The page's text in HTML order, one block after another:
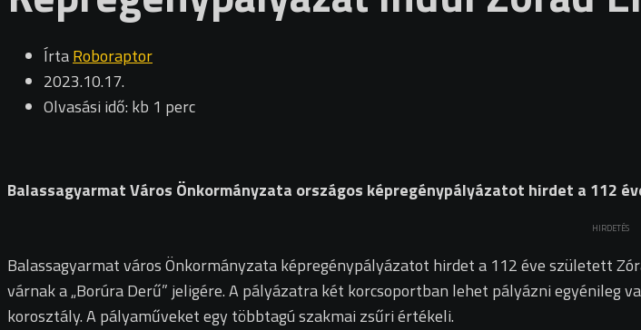
ÍrtaRoboraptor
2023.10.17.
Olvasási idő: kb 1 perc
Balassagyarmat Város Önkormányzata országos képregénypályázatot hirdet a 112
HIRDETÉS
Balassagyarmat város Önkormányzata képregénypályázatot hirdet a 112 éve született
várnak a „Borúra Derű” jeligére. A pályázatra két korcsoportban lehet pályázni egyénileg
korosztály. A pályaműveket egy többtagú szakmai zsűri értékeli.